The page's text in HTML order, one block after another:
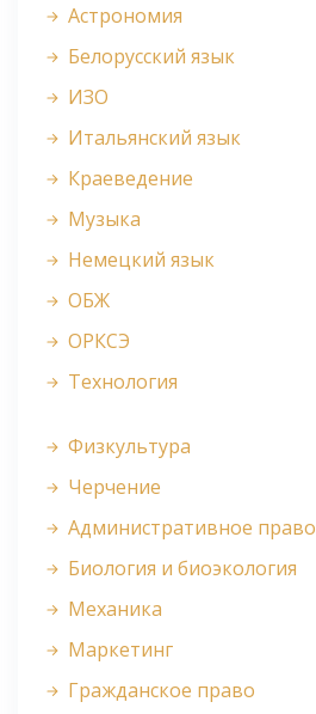
Астрономия
Белорусский язык
ИЗО
Итальянский язык
Краеведение
Музыка
Немецкий язык
ОБЖ
ОРКСЭ
Технология
Физкультура
Черчение
Административное право
Биология и биоэкология
Механика
Маркетинг
Гражданское право